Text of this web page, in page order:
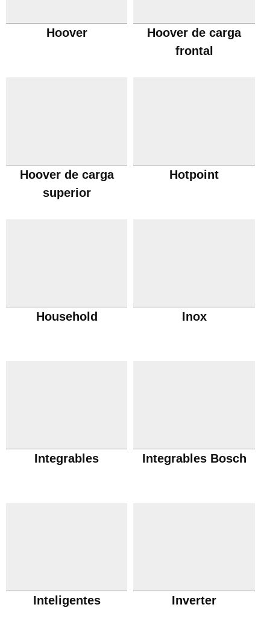
Hoover
Hoover de carga
frontal
Hoover de carga
superior
Hotpoint
Household Inox
Integrables Integrables Bosch
Inteligentes Inverter